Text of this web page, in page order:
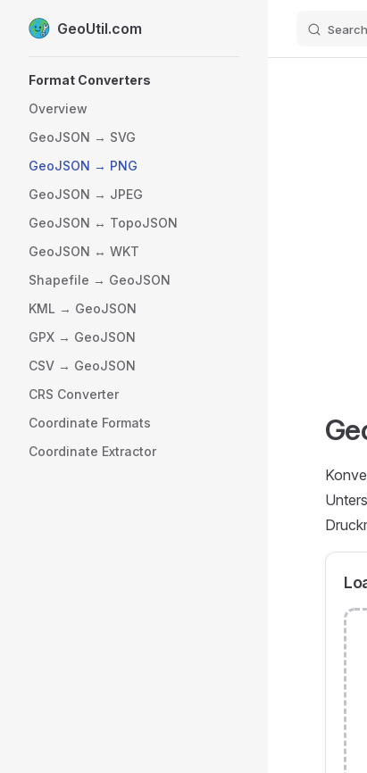
Skip to content
GeoUtil.com Search
Format Converters
Overview
GeoJSON → SVG
GeoJSON → PNG
GeoJSON → JPEG
GeoJSON ↔ TopoJSON
GeoJSON ↔ WKT
Shapefile → GeoJSON
KML → GeoJSON
GPX → GeoJSON
CSV → GeoJSON
CRS Converter
Coordinate Formats
Coordinate Extractor